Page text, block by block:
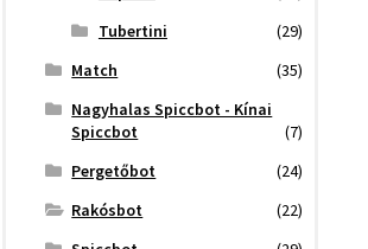
Tubertini
(29)
Match
(35)
Nagyhalas Spiccbot - Kínai
Spiccbot
(7)
Pergetőbot
(24)
Rakósbot
(22)